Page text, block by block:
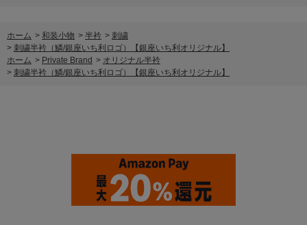
ホーム > 和装小物 > 半衿 > 刺繍
> 刺繍半衿（鱗/銀座いち利ロゴ）【銀座いち利オリジナル】
ホーム > Private Brand > オリジナル半衿
> 刺繍半衿（鱗/銀座いち利ロゴ）【銀座いち利オリジナル】